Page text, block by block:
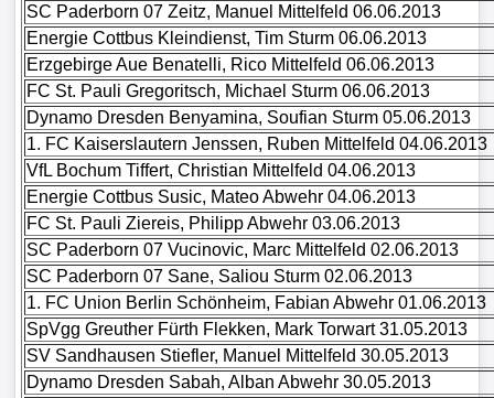
SC Paderborn 07 Zeitz, Manuel Mittelfeld 06.06.2013
Energie Cottbus Kleindienst, Tim Sturm 06.06.2013
Erzgebirge Aue Benatelli, Rico Mittelfeld 06.06.2013
FC St. Pauli Gregoritsch, Michael Sturm 06.06.2013
Dynamo Dresden Benyamina, Soufian Sturm 05.06.2013
1. FC Kaiserslautern Jenssen, Ruben Mittelfeld 04.06.2013
VfL Bochum Tiffert, Christian Mittelfeld 04.06.2013
Energie Cottbus Susic, Mateo Abwehr 04.06.2013
FC St. Pauli Ziereis, Philipp Abwehr 03.06.2013
SC Paderborn 07 Vucinovic, Marc Mittelfeld 02.06.2013
SC Paderborn 07 Sane, Saliou Sturm 02.06.2013
1. FC Union Berlin Schönheim, Fabian Abwehr 01.06.2013
SpVgg Greuther Fürth Flekken, Mark Torwart 31.05.2013
SV Sandhausen Stiefler, Manuel Mittelfeld 30.05.2013
Dynamo Dresden Sabah, Alban Abwehr 30.05.2013